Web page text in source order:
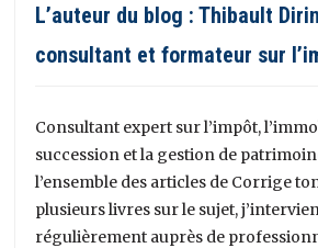
L’auteur du blog : Thibault
consultant et formateur sur
Consultant expert sur l’impôt,
succession et la gestion de
l’ensemble des articles de Corrige
plusieurs livres sur le sujet,
régulièrement auprès de